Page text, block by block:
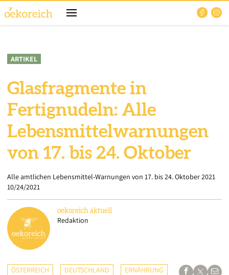
ARTIKEL
Glasfragmente in
Fertignudeln: Alle
Lebensmittelwarnungen
von 17. bis 24. Oktober
Alle amtlichen Lebensmittel-Warnungen von 17. bis 24. Oktober 2021
10/24/2021
oekoreich aktuell
Redaktion
ÖSTERREICH DEUTSCHLAND ERNÄHRUNG